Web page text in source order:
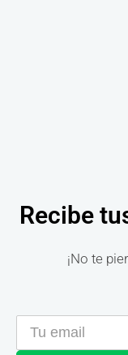
Recibe
¡No te